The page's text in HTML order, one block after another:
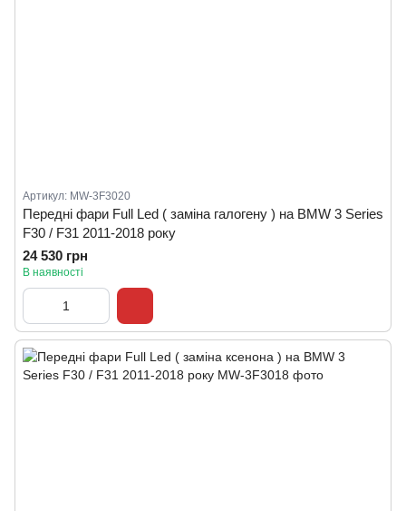
Артикул: MW-3F3020
Передні фари Full Led ( заміна галогену ) на BMW 3 Series
F30 / F31 2011-2018 року
24 530 грн
В наявності